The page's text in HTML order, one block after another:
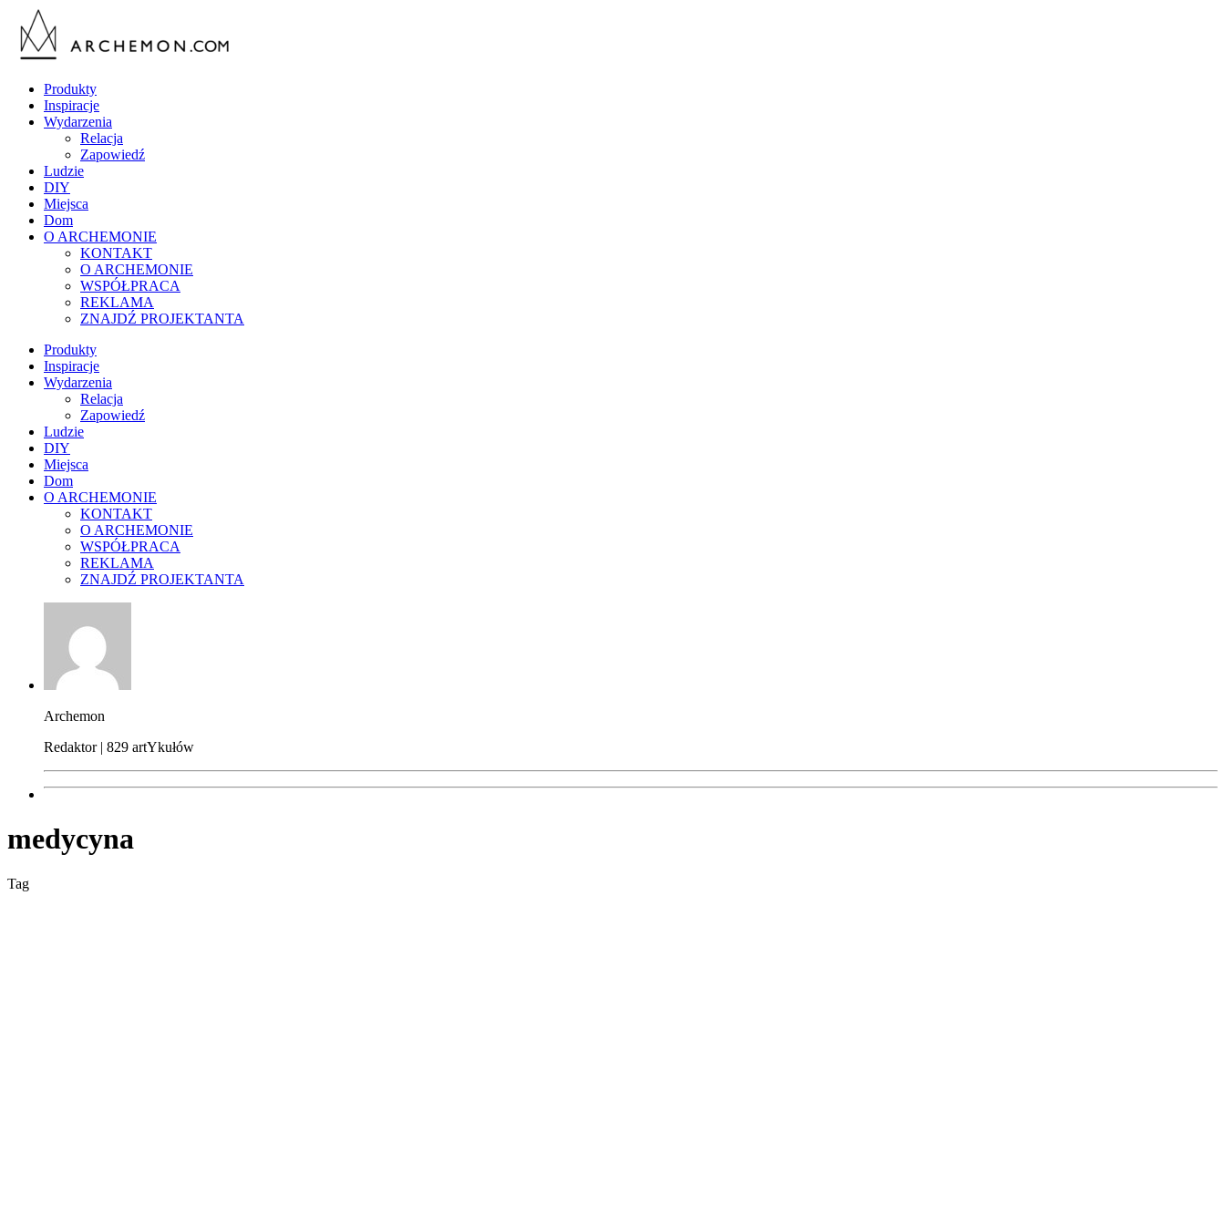
Produkty
Inspiracje
Wydarzenia
Relacja
Zapowiedź
Ludzie
DIY
Miejsca
Dom
O ARCHEMONIE
KONTAKT
O ARCHEMONIE
WSPÓŁPRACA
REKLAMA
ZNAJDŹ PROJEKTANTA
Produkty
Inspiracje
Wydarzenia
Relacja
Zapowiedź
Ludzie
DIY
Miejsca
Dom
O ARCHEMONIE
KONTAKT
O ARCHEMONIE
WSPÓŁPRACA
REKLAMA
ZNAJDŹ PROJEKTANTA
Archemon
Redaktor | 829 artYkułów
medycyna
Tag